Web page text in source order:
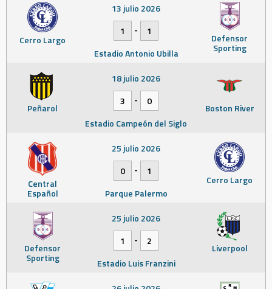
Cerro Largo Defensor
Sporting
13 julio 2026
1
-
1
Estadio Antonio Ubilla
Peñarol Boston River
18 julio 2026
3
-
0
Estadio Campeón del Siglo
Central
Español
Cerro Largo
25 julio 2026
0
-
1
Parque Palermo
Defensor
Sporting
Liverpool
25 julio 2026
1
-
2
Estadio Luis Franzini